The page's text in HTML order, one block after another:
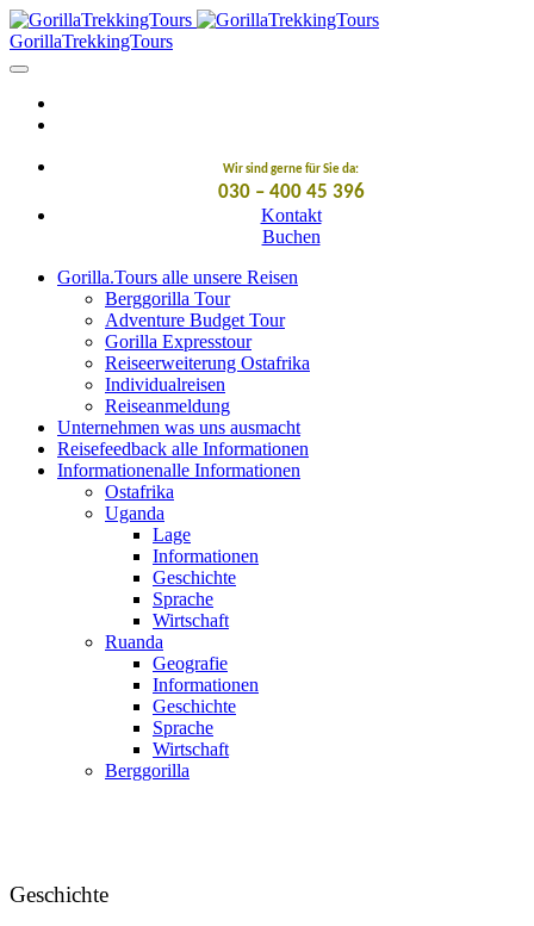
GorillaTrekkingTours
Wir sind gerne für Sie da:
030 – 400 45 396
Kontakt
Buchen
Gorilla.Tours alle unsere Reisen
Berggorilla Tour
Adventure Budget Tour
Gorilla Expresstour
Reiseerweiterung Ostafrika
Individualreisen
Reiseanmeldung
Unternehmen was uns ausmacht
Reisefeedback alle Informationen
Informationenalle Informationen
Ostafrika
Uganda
Lage
Informationen
Geschichte
Sprache
Wirtschaft
Ruanda
Geografie
Informationen
Geschichte
Sprache
Wirtschaft
Berggorilla
Geschichte